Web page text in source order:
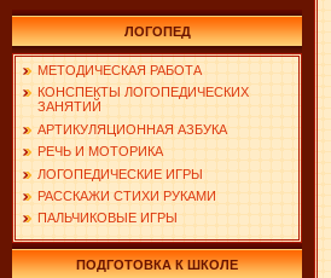
ЛОГОПЕД
МЕТОДИЧЕСКАЯ РАБОТА
КОНСПЕКТЫ ЛОГОПЕДИЧЕСКИХ
ЗАНЯТИЙ
АРТИКУЛЯЦИОННАЯ АЗБУКА
РЕЧЬ И МОТОРИКА
ЛОГОПЕДИЧЕСКИЕ ИГРЫ
РАССКАЖИ СТИХИ РУКАМИ
ПАЛЬЧИКОВЫЕ ИГРЫ
ПОДГОТОВКА К ШКОЛЕ